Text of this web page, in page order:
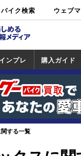
バイク検索
中古バイ
ク・新車検
カタログ検
索
ショップ検
索
ウェブ
ンプレ
ンプレ
キ
ー
アンフ
ティ
購入ガイド
一覧
関する一覧